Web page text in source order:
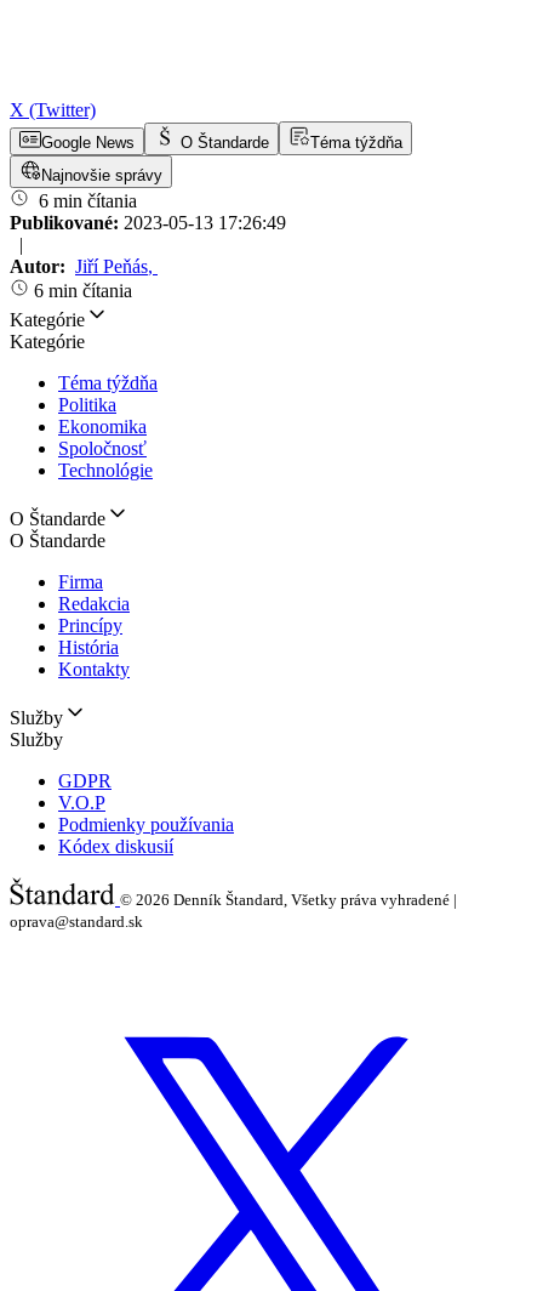
X (Twitter)
Google News O Štandarde
Téma týždňa
Najnovšie správy
6 min čítania
Publikované: 2023-05-13 17:26:49
|
Autor: Jiří Peňás,
6 min čítania
Kategórie
Kategórie
Téma týždňa
Politika
Ekonomika
Spoločnosť
Technológie
O Štandarde
O Štandarde
Firma
Redakcia
Princípy
História
Kontakty
Služby
Služby
GDPR
V.O.P
Podmienky používania
Kódex diskusií
© 2026 Denník Štandard, Všetky práva vyhradené |
oprava@standard.sk